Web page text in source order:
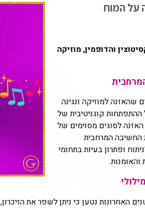
על המוח
והדופמין, מוזיקה
שהאזנה למוזיקה ונגינה
ההתפתחות קוגניטיבית של
לסוגים מסוימים של
החשיבה המרחבית
ופתרון בעיות בתחומי
האחרונות נטען כי ניתן לשפר את